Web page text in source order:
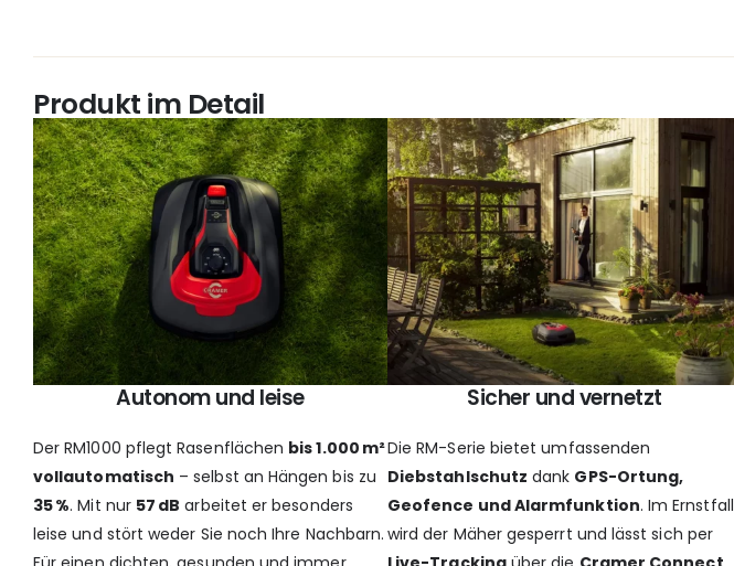
Produkt im Detail
Autonom und leise
Der RM1000 pflegt Rasenflächen bis 1.000 m²
vollautomatisch – selbst an Hängen bis zu
35 %. Mit nur 57 dB arbeitet er besonders
leise und stört weder Sie noch Ihre Nachbarn.
Sicher und vernetzt
Die RM-Serie bietet umfassenden
Diebstahlschutz dank GPS-Ortung,
Geofence und Alarmfunktion. Im Ernstfall
wird der Mäher gesperrt und lässt sich per